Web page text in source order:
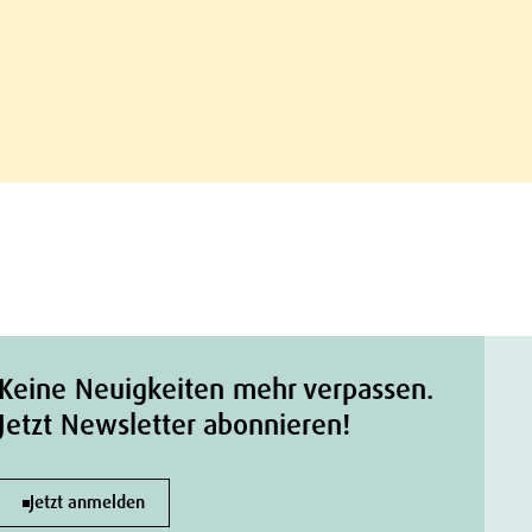
Neuigkeiten mehr verpassen.
Newsletter abonnieren!
Jetzt anmelden